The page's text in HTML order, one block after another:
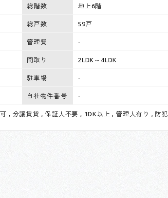
総階数 地上6階
総戸数 59戸
管理費 -
間取り 2LDK～4LDK
駐車場 -
自社物件番号 -
, 分譲賃貸 ,保証人不要 , 1DK以上 ,管理人有り , 防